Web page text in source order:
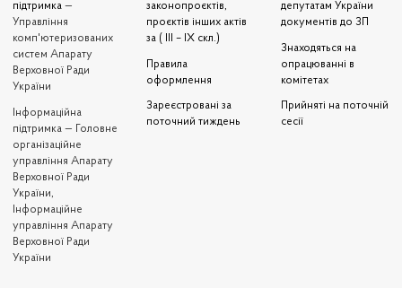
підтримка —
Управління
комп'ютеризованих
систем Апарату
Верховної Ради
України
Iнформаційна
підтримка — Головне
організаційне
управління Апарату
Верховної Ради
України,
Інформаційне
управління Апарату
Верховної Ради
України
законопроєктів,
проєктів інших актів
за ( III – IX скл.)
Правила
оформлення
Зареєстровані за
поточний тиждень
депутатам України
документів до ЗП
Знаходяться на
опрацюванні в
комітетах
Прийняті на поточній
сесії